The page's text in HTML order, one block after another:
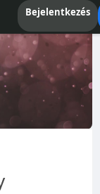
Bejelentkezés